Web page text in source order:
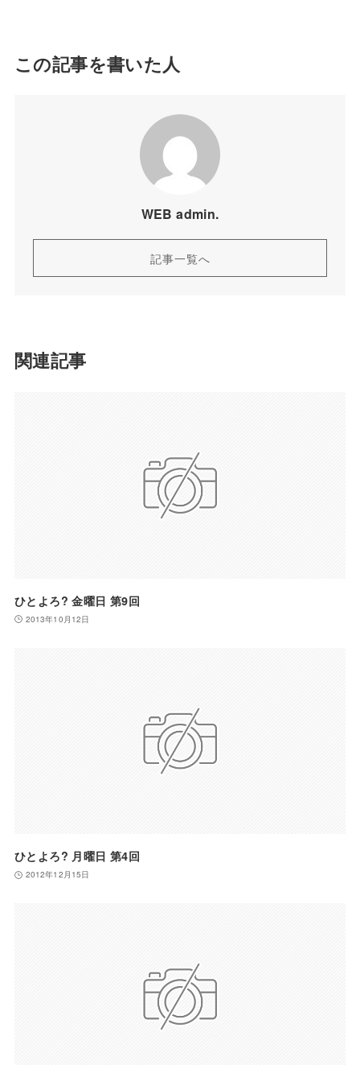
この記事を書いた人
WEB admin.
記事一覧へ
関連記事
ひとよろ? 金曜日 第9回
2013年10月12日
ひとよろ? 月曜日 第4回
2012年12月15日